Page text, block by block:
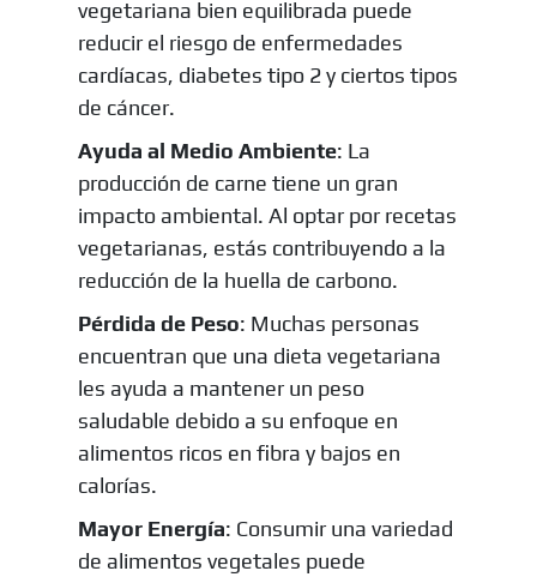
vegetariana bien equilibrada puede
reducir el riesgo de enfermedades
cardíacas, diabetes tipo 2 y ciertos tipos
de cáncer.
Ayuda al Medio Ambiente: La
producción de carne tiene un gran
impacto ambiental. Al optar por recetas
vegetarianas, estás contribuyendo a la
reducción de la huella de carbono.
Pérdida de Peso: Muchas personas
encuentran que una dieta vegetariana
les ayuda a mantener un peso
saludable debido a su enfoque en
alimentos ricos en fibra y bajos en
calorías.
Mayor Energía: Consumir una variedad
de alimentos vegetales puede